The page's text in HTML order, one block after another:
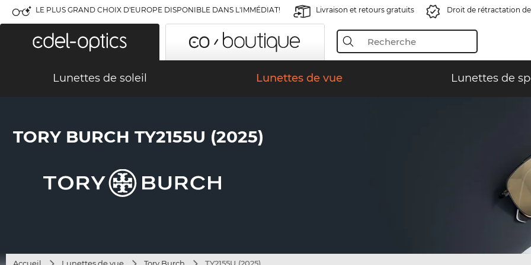
LE PLUS GRAND CHOIX D'EUROPE DISPONIBLE DANS L'IMMÉDIAT! Livraison et retours gratuits Droit de rétractation
Lunettes de soleil Lunettes de vue Lunettes de
TORY BURCH TY2155U (2025)